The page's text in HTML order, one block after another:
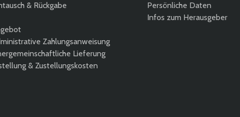
& Rückgabe
Zahlungsanweisung
Lieferung
& Zustellungskosten
Persönliche Daten
Infos zum Herausgeber